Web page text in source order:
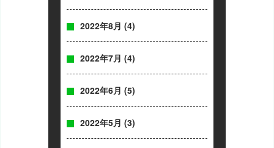
2022年8月 (4)
2022年7月 (4)
2022年6月 (5)
2022年5月 (3)